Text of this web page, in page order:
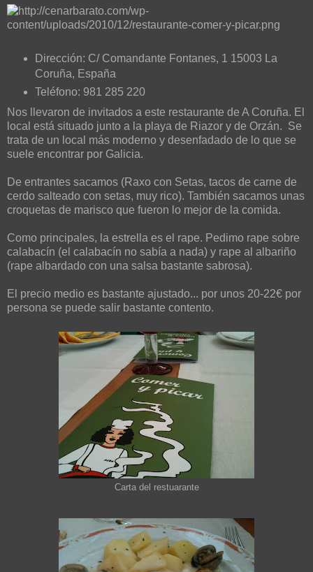
Dirección: C/ Comandante Fontanes, 1 15003 La
Coruña, España
Teléfono: 981 285 220
Nos llevaron de invitados a este restaurante de A Coruña. El
local está situado junto a la playa de Riazor y de Orzán. Se
trata de un local más moderno y desenfadado de lo que se
suele encontrar por Galicia.
De entrantes sacamos (Raxo con Setas, tacos de carne de
cerdo salteado con setas, muy rico). También sacamos unas
croquetas de marisco que fueron lo mejor de la comida.
Como principales, la estrella es el rape. Pedimo rape sobre
calabacín (el calabacín no sabía a nada) y rape al albariño
(rape albardado con una salsa bastante sabrosa).
El precio medio es bastante ajustado... por unos 20-22€ por
persona se puede salir bastante contento.
Carta del restuarante